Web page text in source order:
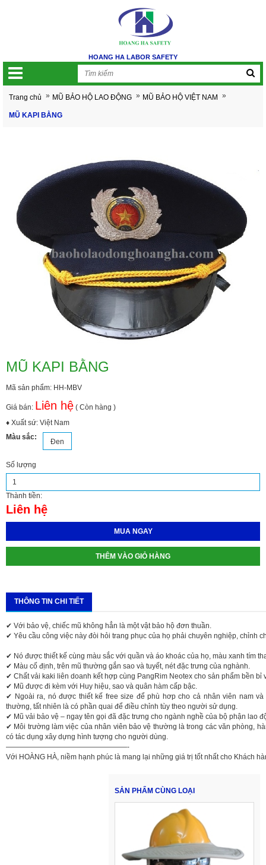
HOANG HA LABOR SAFETY
Trang chủ » MŨ BẢO HỘ LAO ĐỘNG » MŨ BẢO HỘ VIỆT NAM »
MŨ KAPI BẰNG
MŨ KAPI BẰNG
Mã sản phẩm: HH-MBV
Giá bán: Liên hệ ( Còn hàng )
♦ Xuất sứ: Việt Nam
Màu sắc:
Đen
Số lượng
Thành tiền:
Liên hệ
MUA NGAY
THÊM VÀO GIỎ HÀNG
THÔNG TIN CHI TIẾT
✔ Với bảo vệ, chiếc mũ không hẳn là một vật bảo hộ đơn thuần.
✔ Yêu cầu công việc này đòi hỏi trang phục của họ phải chuyên nghiệp, chỉnh
✔ Nó được thiết kế cùng màu sắc với quần và áo khoác của họ, màu xanh tím
✔ Màu cố định, trên mũ thường gắn sao và tuyết, nét đặc trưng của nghành.
✔ Chất vải kaki liên doanh kết hợp cùng PangRim Neotex cho sản phẩm bền bỉ
✔ Mũ được đi kèm với Huy hiệu, sao và quân hàm cấp bậc.
✔ Ngoài ra, nó được thiết kế free size để phù hơp cho cả nhân viên nam
thường, tất nhiên là có phần quai để điều chỉnh tùy theo người sử dụng.
✔ Mũ vải bảo vệ – ngay tên gọi đã đặc trưng cho ngành nghề của bộ phận lao
✔ Môi trường làm việc của nhân viên bảo vệ thường là trong các văn phòng,
có tác dụng xây dựng hình tượng cho người dùng.
—————————————————-
Với HOÀNG HÀ, niềm hạnh phúc là mang lại những giá trị tốt nhất cho Khách
SẢN PHẨM CÙNG LOẠI